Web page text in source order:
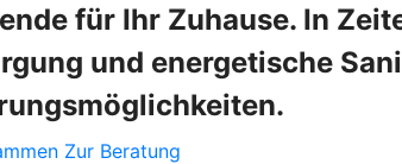
für Ihr Zuhause. In
und energetische
Zur Beratung